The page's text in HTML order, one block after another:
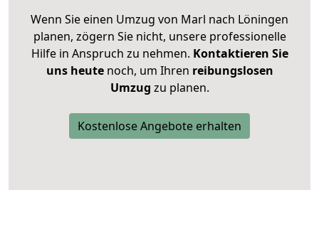
Wenn Sie einen Umzug von Marl nach Löningen
planen, zögern Sie nicht, unsere professionelle
Hilfe in Anspruch zu nehmen. Kontaktieren Sie
uns heutenoch, um Ihren reibungslosen
Umzug zu planen.
Kostenlose Angebote erhalten